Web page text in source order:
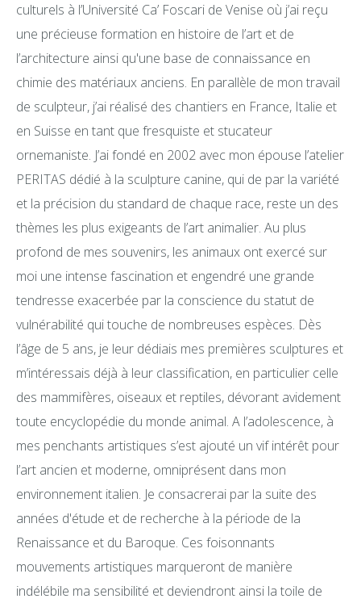
culturels à l’Université Ca’ Foscari de Venise où j’ai reçu
une précieuse formation en histoire de l’art et de
l’architecture ainsi qu'une base de connaissance en
chimie des matériaux anciens. En parallèle de mon travail
de sculpteur, j’ai réalisé des chantiers en France, Italie et
en Suisse en tant que fresquiste et stucateur
ornemaniste. J’ai fondé en 2002 avec mon épouse l’atelier
PERITAS dédié à la sculpture canine, qui de par la variété
et la précision du standard de chaque race, reste un des
thèmes les plus exigeants de l’art animalier. Au plus
profond de mes souvenirs, les animaux ont exercé sur
moi une intense fascination et engendré une grande
tendresse exacerbée par la conscience du statut de
vulnérabilité qui touche de nombreuses espèces. Dès
l’âge de 5 ans, je leur dédiais mes premières sculptures et
m’intéressais déjà à leur classification, en particulier celle
des mammifères, oiseaux et reptiles, dévorant avidement
toute encyclopédie du monde animal. A l’adolescence, à
mes penchants artistiques s’est ajouté un vif intérêt pour
l’art ancien et moderne, omniprésent dans mon
environnement italien. Je consacrerai par la suite des
années d'étude et de recherche à la période de la
Renaissance et du Baroque. Ces foisonnants
mouvements artistiques marqueront de manière
indélébile ma sensibilité et deviendront ainsi la toile de